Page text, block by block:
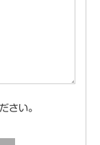
さい。